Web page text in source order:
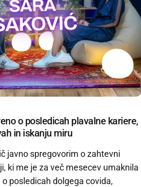
o posledicah plavalne kariere,
in iskanju miru
javno spregovorim o zahtevni
ki me je za več mesecev umaknila
posledicah dolgega covida,